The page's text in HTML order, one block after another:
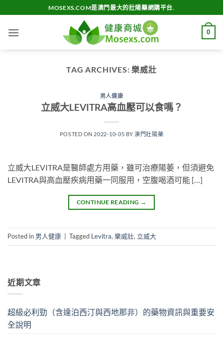
to
content
MOSEXS.COM是澳門最大的壯陽藥網購平台.
0
TAG ARCHIVES:樂威壯
男人健康
立威大LEVITRA高血壓可以食嗎？
POSTED ON 2022-10-05 BY澳門壯陽藥
立威大LEVITRA是醫師處方用藥，雖可治療陽萎，但須避免
LEVITRA與高血壓疾病用藥一同服用，空腹喝酒可能 […]
CONTINUE READING →
Posted in 男人健康 Tagged Levitra, 樂威壯, 立威大
近期文章
超級必利勁（含達泊西汀與西地那非）的藥物資訊與重要安
全說明